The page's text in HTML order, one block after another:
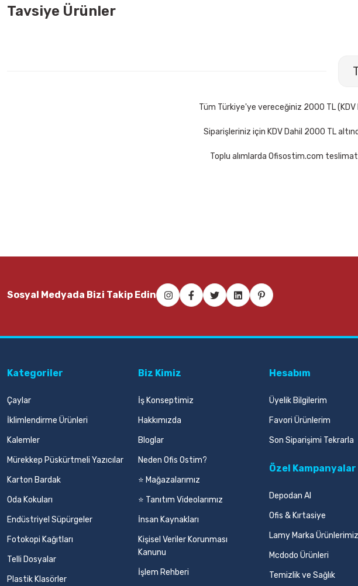
Tavsiye Ürünler
Sepete Ekle
Halsa Info Notes 75x75 80 Yaprak Parlak Turuncu Not Kağıdı Kraf 25X76 Mm 3 Renk
Tüm Türkiye'ye vereceğiniz 2000 TL
Siparişleriniz için KDV Dahil 2000 TL
Toplu alımlarda Ofisostim.com
Sosyal Medyada Bizi Takip Edin
Kategoriler
Çaylar
İklimlendirme Ürünleri
Kalemler
Mürekkep Püskürtmeli Yazıcılar
Karton Bardak
Oda Kokuları
Endüstriyel Süpürgeler
Fotokopi Kağıtları
Telli Dosyalar
Plastik Klasörler
Biz Kimiz
İş Konseptimiz
Hakkımızda
Bloglar
Neden Ofis Ostim?
⭐ Mağazalarımız
⭐ Tanıtım Videolarımız
İnsan Kaynakları
Kişisel Veriler Korunması
Kanunu
İşlem Rehberi
Hesabım
Üyelik Bilgilerim
Favori Ürünlerim
Son Siparişimi Tekrarla
Özel Kampanyalar
Depodan Al
Ofis & Kırtasiye
Lamy Marka Ürünlerimiz
Mcdodo Ürünleri
Temizlik ve Sağlık